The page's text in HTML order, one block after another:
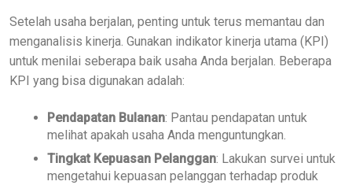
Setelah usaha berjalan, penting untuk terus memantau dan
menganalisis kinerja. Gunakan indikator kinerja utama (KPI)
untuk menilai seberapa baik usaha Anda berjalan. Beberapa
KPI yang bisa digunakan adalah:
Pendapatan Bulanan: Pantau pendapatan untuk
melihat apakah usaha Anda menguntungkan.
Tingkat Kepuasan Pelanggan: Lakukan survei untuk
mengetahui kepuasan pelanggan terhadap produk